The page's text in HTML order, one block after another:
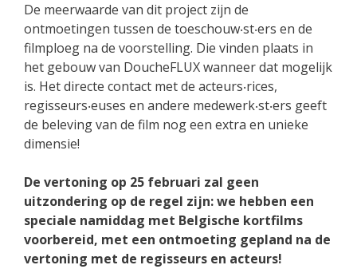
De meerwaarde van dit project zijn de
ontmoetingen tussen de toeschouw‧st‧ers en de
filmploeg na de voorstelling. Die vinden plaats in
het gebouw van DoucheFLUX wanneer dat mogelijk
is. Het directe contact met de acteurs‧rices,
regisseurs‧euses en andere medewerk‧st‧ers geeft
de beleving van de film nog een extra en unieke
dimensie!
De vertoning op 25 februari zal geen
uitzondering op de regel zijn: we hebben een
speciale namiddag met Belgische kortfilms
voorbereid, met een ontmoeting gepland na de
vertoning met de regisseurs en acteurs!